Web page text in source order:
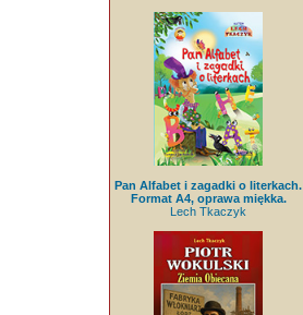
Pan Alfabet i zagadki o literkach.
Format A4, oprawa miękka.
Lech Tkaczyk